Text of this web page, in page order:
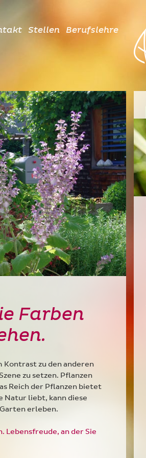
Stellen Berufslehre
Farben
Kontrast zu den anderen
zu setzen. Pflanzen
Reich der Pflanzen bietet
Natur liebt, kann diese
erleben.
Lebensfreude, an der Sie